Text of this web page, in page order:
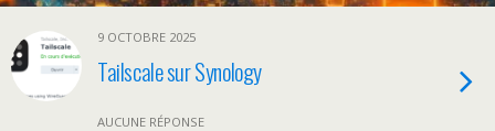
9 OCTOBRE 2025
Tailscale sur Synology
AUCUNE RÉPONSE